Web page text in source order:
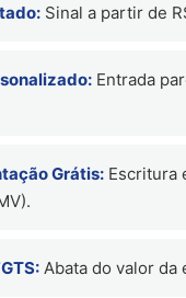
Sinal a partir de
Entrada
Grátis: Escritura
Abata do valor da